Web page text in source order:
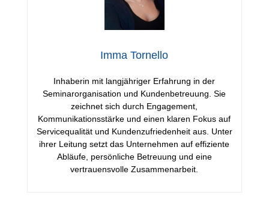
Imma Tornello
Inhaberin mit langjähriger Erfahrung in der
Seminarorganisation und Kundenbetreuung. Sie
zeichnet sich durch Engagement,
Kommunikationsstärke und einen klaren Fokus auf
Servicequalität und Kundenzufriedenheit aus. Unter
ihrer Leitung setzt das Unternehmen auf effiziente
Abläufe, persönliche Betreuung und eine
vertrauensvolle Zusammenarbeit.